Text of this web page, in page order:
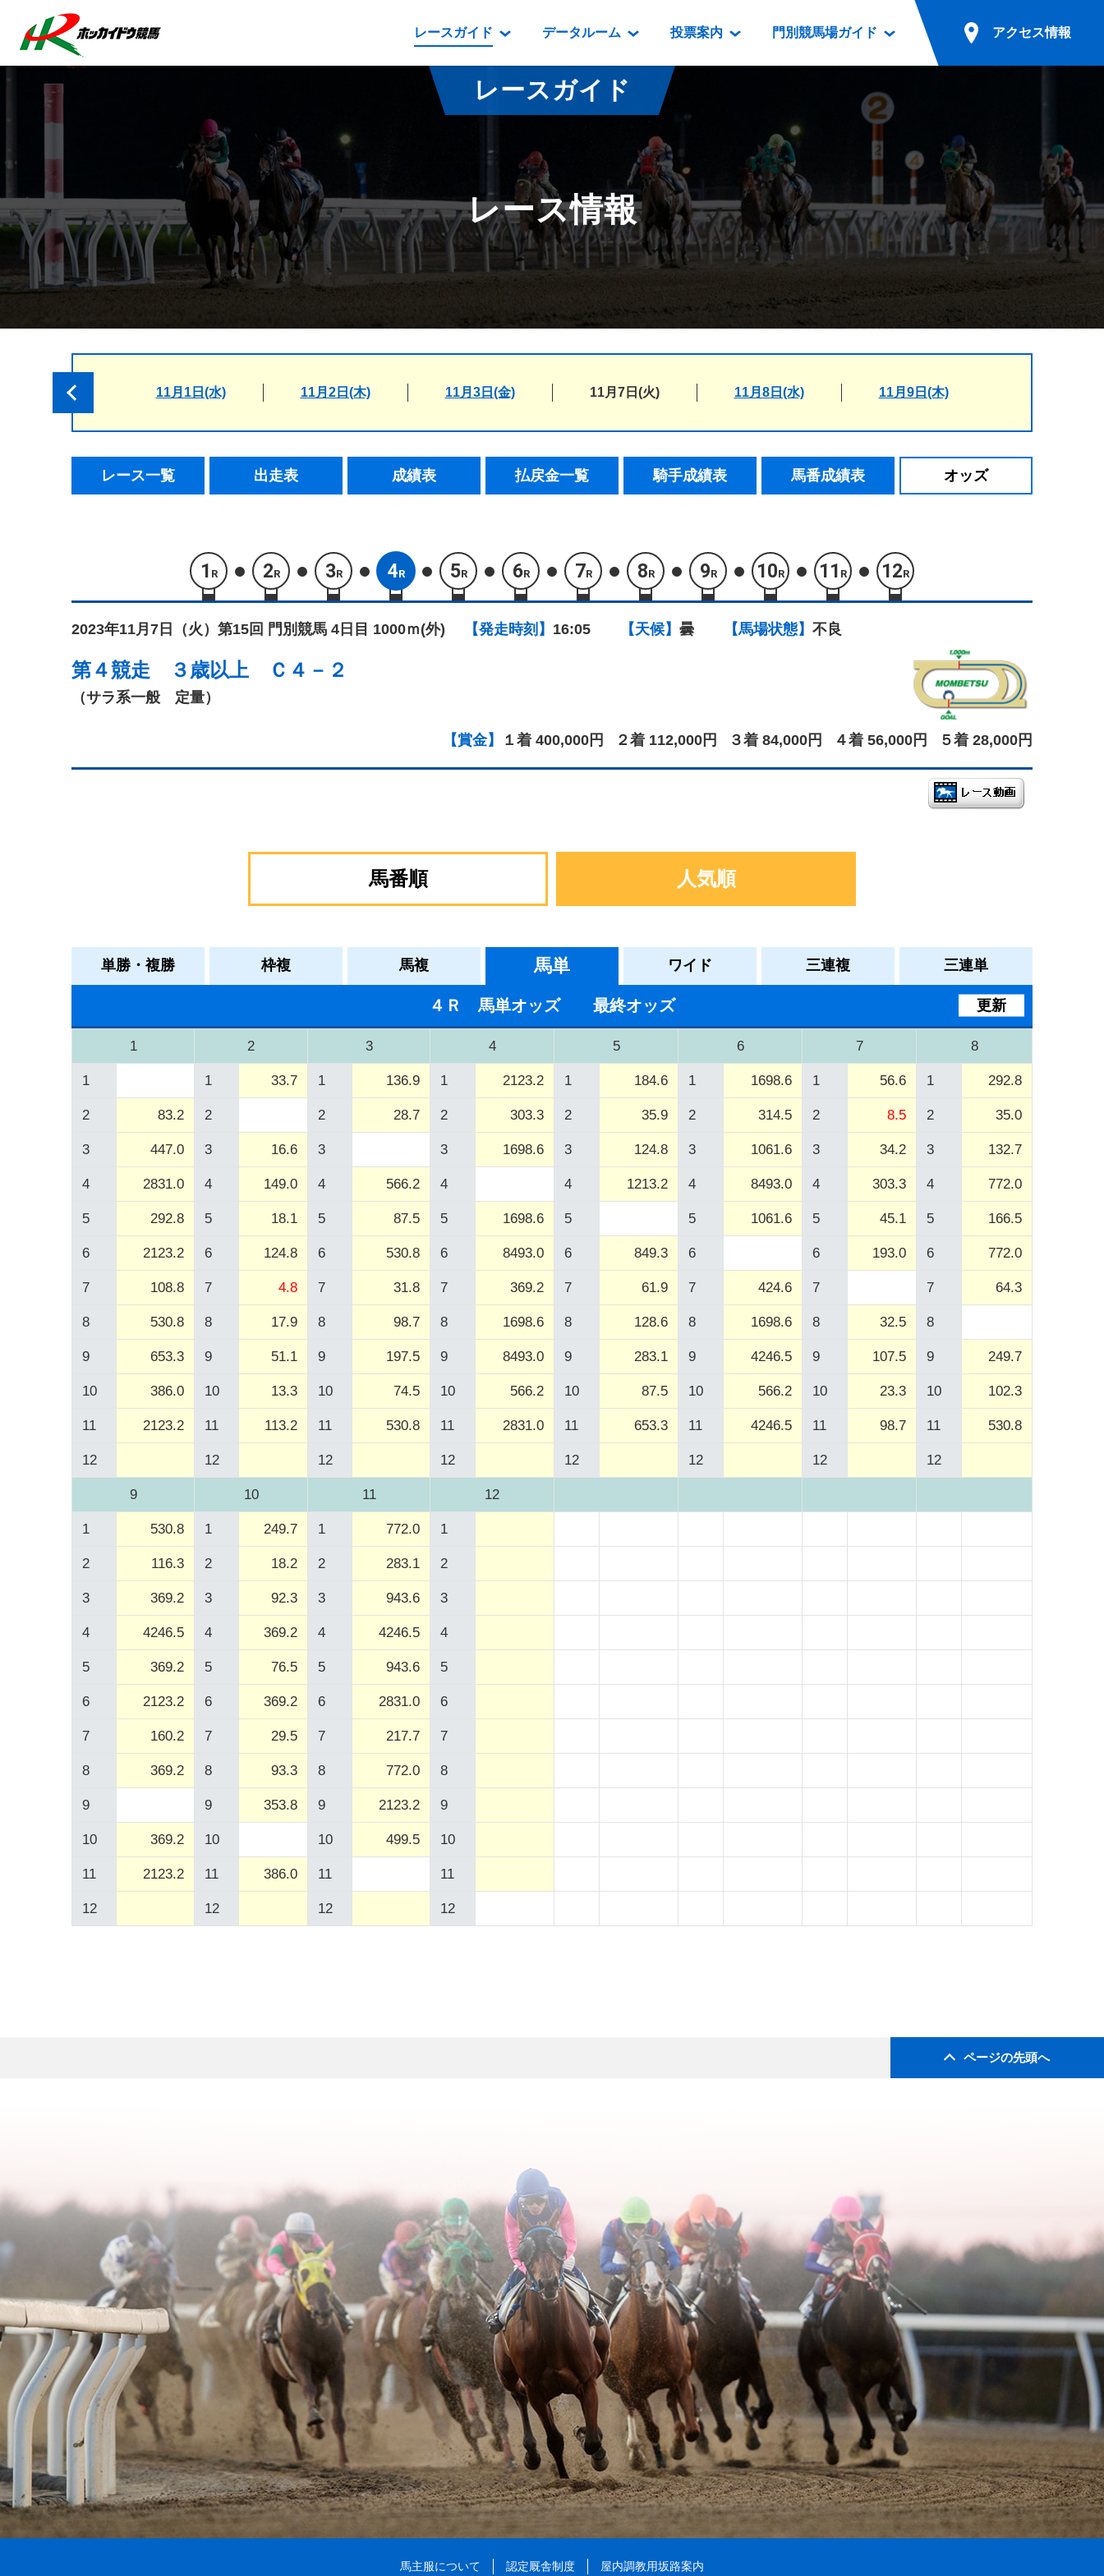
レースガイド
レース情報
払戻金一覧
騎手成績表
馬番成績表
オッズ
番組・級別表ダウンロード
開催カレンダー
重賞競走体系図
スタリオンシリーズ競走
道内の発売情報(PDF)
データルーム
データルーム
騎手・調教師紹介
坂路調教映像
遠征馬情報
番組編成要領
映像コンテンツ
重賞競走VTR
重賞競走参考VTR
レースダイジェスト
新馬ダイジェスト
投票案内
電話・インターネット投票
場外発売所
実況・テレホンサービス
発売・払戻
門別競馬場ガイド
門別競馬場情報
門別競馬場グルメ
とねっこジンギスカン
いずみ食堂
ルンビニフードカフェ
勝馬屋
アクセス情報
無料送迎バスでのご来場
公共の交通機関でのご来場
レースガイド
レース情報
11月1日(水) 11月2日(木) 11月3日(金) 11月7日(火) 11月8日(水) 11月9日(木)
レース一覧 出走表 成績表 払戻金一覧 騎手成績表 馬番成績表 オッズ
1 R 2R 3R 4R 5R 6R 7R 8R 9R 10R 11 R 12R
2023年11月7日（火） 第15回 門別競馬 4日目 1000ｍ(外) 【発走時刻】 16:05 【天候】 曇 【馬場状態】 不良
第４競走 ３歳以上 Ｃ４－２
（サラ系一般 定量）
【賞金】 １着 400,000円 ２着 112,000円 ３着 84,000円 ４着 56,000円 ５着 28,000円
馬番順 人気順
単勝・複勝 枠複 馬複 馬単 ワイド 三連複 三連単
４Ｒ 馬単オッズ 最終オッズ 更新
1 2 3 4 5 6 7 8
1 1 33.7 1 136.9 1 2123.2 1 184.6 1 1698.6 1 56.6 1 292.8
2 83.2 2 2 28.7 2 303.3 2 35.9 2 314.5 2 8.5 2 35.0
3 447.0 3 16.6 3 3 1698.6 3 124.8 3 1061.6 3 34.2 3 132.7
4 2831.0 4 149.0 4 566.2 4 4 1213.2 4 8493.0 4 303.3 4 772.0
5 292.8 5 18.1 5 87.5 5 1698.6 5 5 1061.6 5 45.1 5 166.5
6 2123.2 6 124.8 6 530.8 6 8493.0 6 849.3 6 6 193.0 6 772.0
7 108.8 7 4.8 7 31.8 7 369.2 7 61.9 7 424.6 7 7 64.3
8 530.8 8 17.9 8 98.7 8 1698.6 8 128.6 8 1698.6 8 32.5 8
9 653.3 9 51.1 9 197.5 9 8493.0 9 283.1 9 4246.5 9 107.5 9 249.7
10 386.0 10 13.3 10 74.5 10 566.2 10 87.5 10 566.2 10 23.3 10 102.3
11 2123.2 11 113.2 11 530.8 11 2831.0 11 653.3 11 4246.5 11 98.7 11 530.8
12 12 12 12 12 12 12 12
9 10 11 12
1 530.8 1 249.7 1 772.0 1
2 116.3 2 18.2 2 283.1 2
3 369.2 3 92.3 3 943.6 3
4 4246.5 4 369.2 4 4246.5 4
5 369.2 5 76.5 5 943.6 5
6 2123.2 6 369.2 6 2831.0 6
7 160.2 7 29.5 7 217.7 7
8 369.2 8 93.3 8 772.0 8
9 9 353.8 9 2123.2 9
10 369.2 10 10 499.5 10
11 2123.2 11 386.0 11 11
12 12 12 12
ページの先頭へ
馬主服について 認定厩舎制度 屋内調教用坂路案内